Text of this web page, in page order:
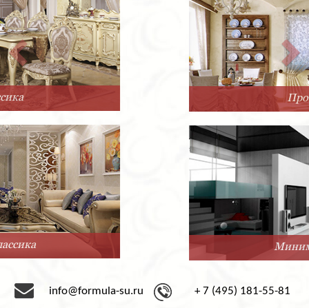
info@formula-su.ru + 7 (495) 181-55-81